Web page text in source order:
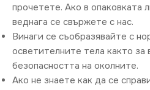
прочетете. Ако в опаковката
веднага се свържете с нас.
Винаги се съобразявайте с
осветителните тела както за
безопасността на околните.
Ако не знаете как да се